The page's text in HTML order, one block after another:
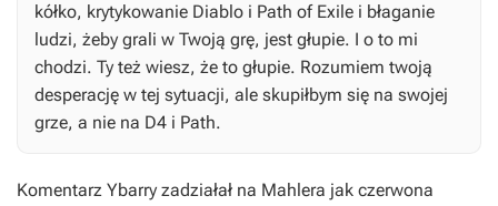
kółko, krytykowanie Diablo i Path of Exile i błaganie
ludzi, żeby grali w Twoją grę, jest głupie. I o to mi
chodzi. Ty też wiesz, że to głupie. Rozumiem twoją
desperację w tej sytuacji, ale skupiłbym się na swojej
grze, a nie na D4 i Path.
Komentarz Ybarry zadziałał na Mahlera jak czerwona